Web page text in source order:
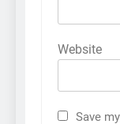
Website
Save